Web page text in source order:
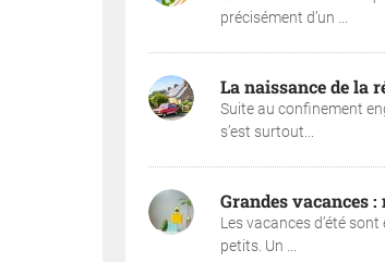
précisément d’un ...
La naissance de la
Suite au confinement
s’est surtout...
Grandes vacances
Les vacances d’été
petits. Un ...